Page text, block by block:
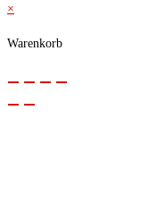
×
Warenkorb